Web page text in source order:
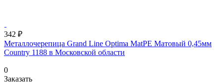
342 ₽
Металлочерепица Grand Line Optima MatPE Матовый 0,45мм
Country 1188 в Московской области
0
Заказать